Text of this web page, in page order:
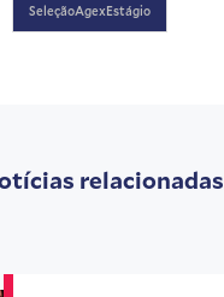
SeleçãoAgexEstágio
relacionadas